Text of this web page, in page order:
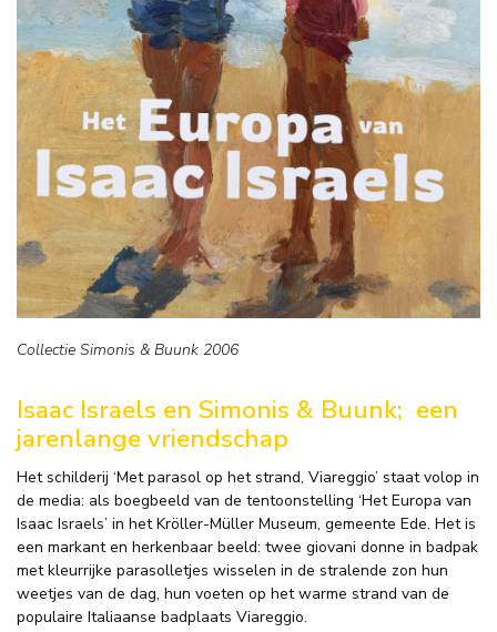
Collectie Simonis & Buunk 2006
Isaac Israels en Simonis & Buunk; een
jarenlange vriendschap
Het schilderij ‘Met parasol op het strand, Viareggio’ staat volop in
de media: als boegbeeld van de tentoonstelling ‘Het Europa van
Isaac Israels’ in het Kröller-Müller Museum, gemeente Ede. Het is
een markant en herkenbaar beeld: twee giovani donne in badpak
met kleurrijke parasolletjes wisselen in de stralende zon hun
weetjes van de dag, hun voeten op het warme strand van de
populaire Italiaanse badplaats Viareggio.